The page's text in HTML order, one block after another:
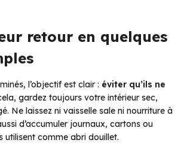
retour en quelques
l’objectif est clair : éviter qu’ils ne
gardez toujours votre intérieur sec,
Ne laissez ni vaisselle sale ni nourriture à
d’accumuler journaux, cartons ou
utilisent comme abri douillet.